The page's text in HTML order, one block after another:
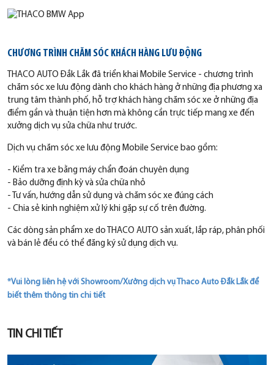
CHƯƠNG TRÌNH CHĂM SÓC KHÁCH HÀNG LƯU ĐỘNG
THACO AUTO Đắk Lắk đã triển khai Mobile Service - chương trình
chăm sóc xe lưu động dành cho khách hàng ở những địa phương xa
trung tâm thành phố, hỗ trợ khách hàng chăm sóc xe ở những địa
điểm gần và thuận tiện hơn mà không cần trực tiếp mang xe đến
xưởng dịch vụ sửa chữa như trước.
Dịch vụ chăm sóc xe lưu động Mobile Service bao gồm:
- Kiểm tra xe bằng máy chẩn đoán chuyên dụng
- Bảo dưỡng định kỳ và sửa chữa nhỏ
- Tư vấn, hướng dẫn sử dụng và chăm sóc xe đúng cách
- Chia sẻ kinh nghiệm xử lý khi gặp sự cố trên đường.
Các dòng sản phẩm xe do THACO AUTO sản xuất, lắp ráp, phân phối
và bán lẻ đều có thể đăng ký sử dụng dịch vụ.
*Vui lòng liên hệ với Showroom/Xưởng dịch vụ Thaco Auto Đắk Lắk để
biết thêm thông tin chi tiết
TIN CHI TIẾT